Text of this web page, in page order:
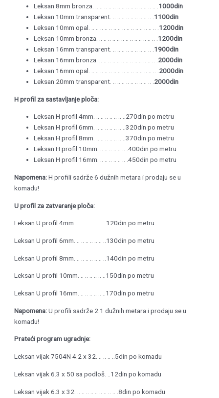
Leksan 8mm bronza. .. .. .. .. .. .. .. .. .. .. .. .. .. .. . 1000din
Leksan 10mm transparent. .. .. .. .. .. .. .. .. .. . 1100din
Leksan 10mm opal. .. .. .. .. .. .. .. .. .. .. .. .. .. .. .. . 1200din
Leksan 10mm bronza. .. .. .. .. .. .. .. .. .. .. .. .. .. . 1200din
Leksan 16mm transparent. .. .. .. .. .. .. .. .. .. . 1900din
Leksan 16mm bronza. .. .. .. .. .. .. .. .. .. .. .. .. .. . 2000din
Leksan 16mm opal. .. .. .. .. .. .. .. .. .. .. .. .. .. .. .. . 2000din
Leksan 20mm transparent. .. .. .. .. .. .. .. .. .. . 2000din
H profil za sastavljanje ploča:
Leksan H profil 4mm. .. .. .. .. .. .. ..270din po metru
Leksan H profil 6mm. .. .. .. .. .. .. ..320din po metru
Leksan H profil 8mm. .. .. .. .. .. .. ..370din po metru
Leksan H profil 10mm. .. .. .. .. .. .. .400din po metru
Leksan H profil 16mm. .. .. .. .. .. .. .450din po metru
Napomena:H profili sadrže 6 dužnih metara i prodaju se u
komadu!
U profil za zatvaranje ploča:
Leksan U profil 4mm. .. .. .. .. .. .. ..120din po metru
Leksan U profil 6mm. .. .. .. .. .. .. ..130din po metru
Leksan U profil 8mm. .. .. .. .. .. .. ..140din po metru
Leksan U profil 10mm. .. .. .. .. .. ..150din po metru
Leksan U profil 16mm. .. .. .. .. .. ..170din po metru
Napomena:U profili sadrže 2.1 dužnih metara i prodaju se u
komadu!
Prateći program ugradnje:
Leksan vijak 7504N 4.2 x 32. .. .. .. ..5din po komadu
Leksan vijak 6.3 x 50 sa podloš. ..12din po komadu
Leksan vijak 6.3 x 32. .. .. .. .. .. .. .. .. .. .8din po komadu